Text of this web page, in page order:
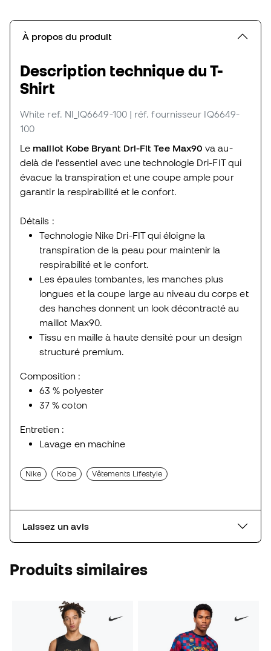
À propos du produit
Description technique du T-
Shirt
White ref. NI_IQ6649-100 | réf. fournisseur IQ6649-
100
Le maillot Kobe Bryant Dri-Fit Tee Max90 va au-
delà de l'essentiel avec une technologie Dri-FIT qui
évacue la transpiration et une coupe ample pour
garantir la respirabilité et le confort.
Détails :
Technologie Nike Dri-FIT qui éloigne la
transpiration de la peau pour maintenir la
respirabilité et le confort.
Les épaules tombantes, les manches plus
longues et la coupe large au niveau du corps et
des hanches donnent un look décontracté au
maillot Max90.
Tissu en maille à haute densité pour un design
structuré premium.
Composition :
63 % polyester
37 % coton
Entretien :
Lavage en machine
Nike Kobe Vêtements Lifestyle
Laissez un avis
Produits similaires